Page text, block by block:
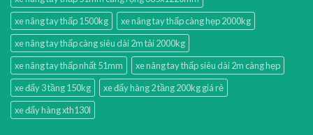
xe nâng tay thấp 1500kg
xe nâng tay thấp càng hẹp 2000kg
xe nâng tay thấp càng siêu dài 2m tải 2000kg
xe nâng tay thấp nhất 51mm
xe nâng tay thấp siêu dài 2m càng hẹp
xe đẩy 3 tầng 150kg
xe đẩy hàng 2 tầng 200kg giá rẻ
xe đẩy hàng xth130l